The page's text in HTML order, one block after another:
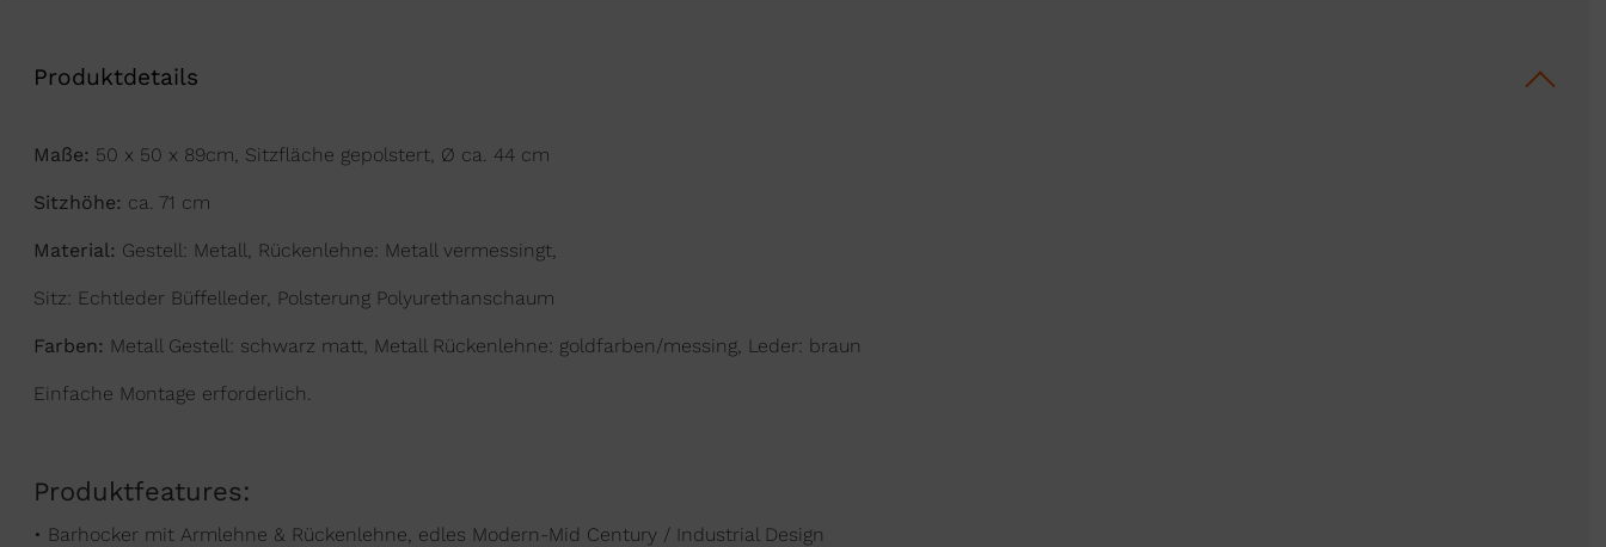
Produktdetails
Maße: 50 x 50 x 89cm, Sitzfläche gepolstert, Ø ca. 44 cm
Sitzhöhe: ca. 71 cm
Material: Gestell: Metall, Rückenlehne: Metall vermessingt,
Sitz: Echtleder Büffelleder, Polsterung Polyurethanschaum
Farben: Metall Gestell: schwarz matt, Metall Rückenlehne: goldfarben/messing, Leder: braun
Einfache Montage erforderlich.
Produktfeatures:
• Barhocker mit Armlehne & Rückenlehne, edles Modern-Mid Century / Industrial Design